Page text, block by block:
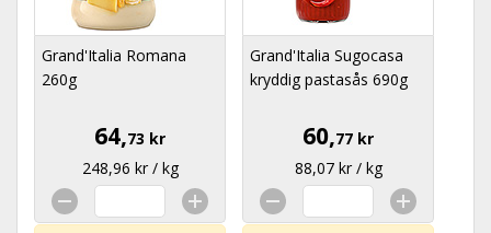
Grand'Italia Romana
260g
64,73 kr
248,96 kr / kg
Grand'Italia Sugocasa
kryddig pastasås 690g
60,77 kr
88,07 kr / kg